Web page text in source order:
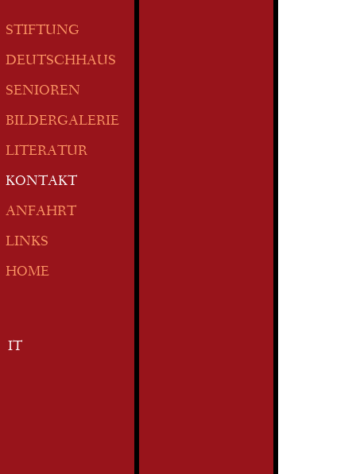
STIFTUNG
DEUTSCHHAUS
SENIOREN
BILDERGALERIE
LITERATUR
KONTAKT
ANFAHRT
LINKS
HOME
IT